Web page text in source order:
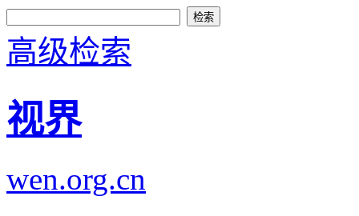
高级检索
视界
wen.org.cn